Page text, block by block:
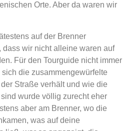
Orte. Aber da waren wir
auf der Brenner
dass wir nicht alleine waren auf
Für den Tourguide nicht immer
die zusammengewürfelte
Straße verhält und wie die
wurde völlig zurecht eher
aber am Brenner, wo die
was auf deine